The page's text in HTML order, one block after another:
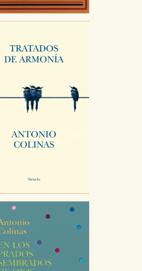
DE COOKIES
necesarias para que nuestro sitio
no es posible deshabilitarlas desde
Es posible hacerlo desde el
en ese caso es posible que algunas
y analíticas
La información es agregada y, por lo
y redes sociales
gestionadas por nuestros socios
utilizan para mostrar publicidad
intereses en otros sitios. No
información personal sino
la identificación única de su
de internet.